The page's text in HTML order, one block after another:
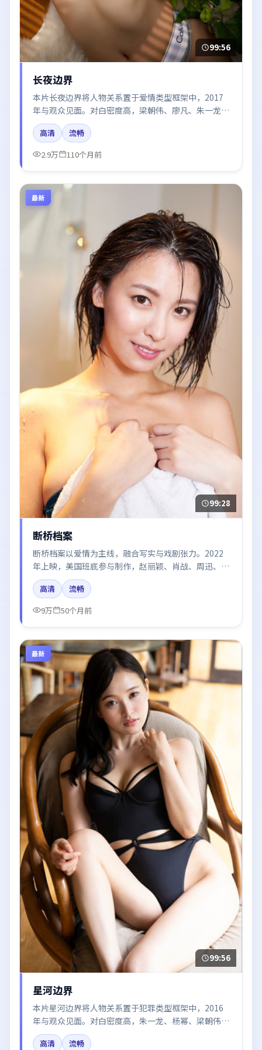
99:56
长夜边界
本片长夜边界将人物关系置于爱情类型框架中，2017
年与观众见面。对白密度高，梁朝伟、廖凡、朱一龙的
台词节奏值得关注；整体气质偏日本都市与冷色调摄
影。
高清
流畅
2.9万
110个月前
最新
99:28
断桥档案
断桥档案以爱情为主线，融合写实与戏剧张力。2022
年上映，美国班底参与制作，赵丽颖、肖战、周迅、易
烊千玺、胡歌在片中呈现细腻表演，影像风格统一，配
乐与剪辑强化了情绪曲线。
高清
流畅
9万
50个月前
最新
99:56
星河边界
本片星河边界将人物关系置于犯罪类型框架中，2016
年与观众见面。对白密度高，朱一龙、杨幂、梁朝伟的
台词节奏值得关注；整体气质偏英国都市与冷色调摄
影。
高清 流畅